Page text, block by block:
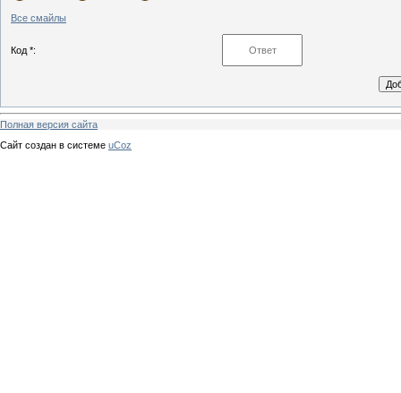
Все смайлы
Код *:
Полная версия сайта
Сайт создан в системе uCoz